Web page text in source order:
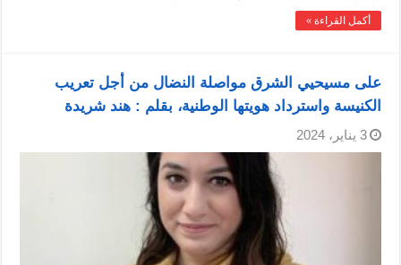
أكمل القراءة »
على مسيحيي الشرق مواصلة النضال من أجل تعريب
الكنيسة واسترداد هويتها الوطنية، بقلم : هند شريدة
3 يناير، 2024